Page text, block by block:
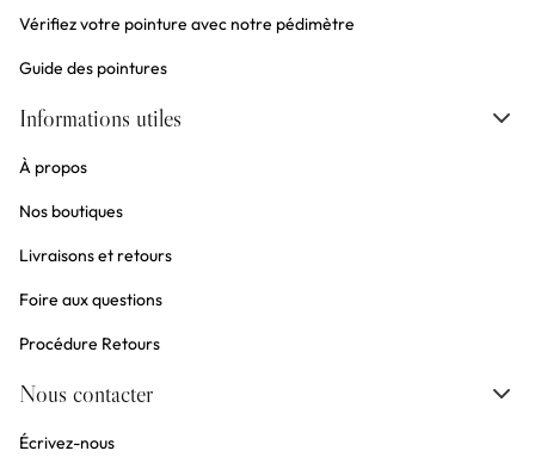
Vérifiez votre pointure avec notre pédimètre
Guide des pointures
Informations utiles
À propos
Nos boutiques
Livraisons et retours
Foire aux questions
Procédure Retours
Nous contacter
Écrivez-nous